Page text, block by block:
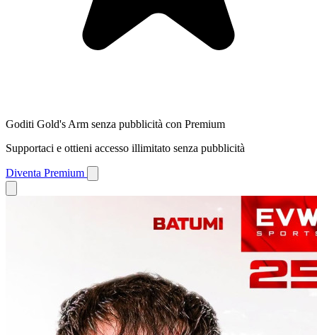
Goditi Gold's Arm senza pubblicità con Premium
Supportaci e ottieni accesso illimitato senza pubblicità
Diventa Premium